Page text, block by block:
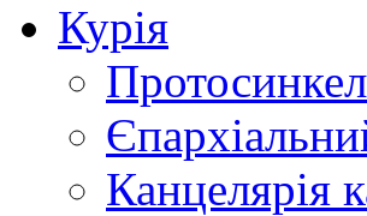
Курія
Протосинкел
Канцелярія